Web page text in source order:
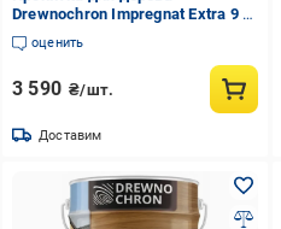
Drewnochron Impregnat Extra 9 л
Натуральная сосна
(2790691594)
оценить
3 590 ₴/шт.
Доставим